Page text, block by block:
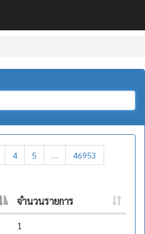
4 5 …
46953
จำนวนรายการ
1